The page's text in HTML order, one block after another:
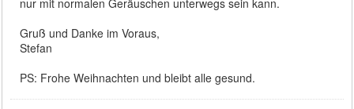
Gruß und Danke im Voraus,
Stefan
PS: Frohe Weihnachten und bleibt alle gesund.